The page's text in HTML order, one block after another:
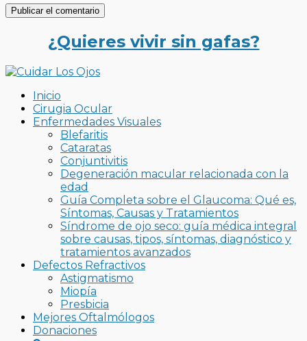
¿Quieres vivir sin gafas?
Inicio
Cirugia Ocular
Enfermedades Visuales
Blefaritis
Cataratas
Conjuntivitis
Degeneración macular relacionada con la
edad
Guía Completa sobre el Glaucoma: Qué es,
Síntomas, Causas y Tratamientos
Síndrome de ojo seco: guía médica integral
sobre causas, tipos, síntomas, diagnóstico y
tratamientos avanzados
Defectos Refractivos
Astigmatismo
Miopía
Presbicia
Mejores Oftalmólogos
Donaciones